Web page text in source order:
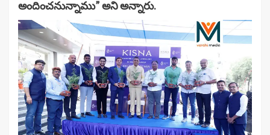
అందించనున్నాము” అని అన్నారు.